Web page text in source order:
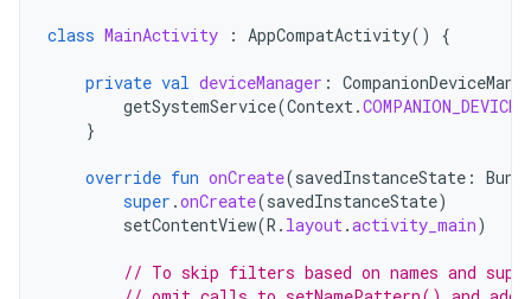
class MainActivity : AppCompatActivity() {
private val deviceManager :
getSystemService(Context .
}
override fun onCreate(savedInstanceState :
super .onCreate(savedInstanceState)
setContentView(R . layout .activity_main)
// To skip filters based on names and